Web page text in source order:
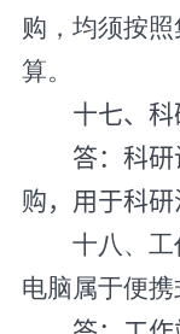
购，均须按
算。
十七、科
答：科
购，用于科研
十八、
电脑属于便